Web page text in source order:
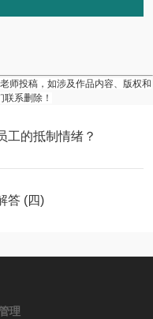
师投稿，如涉及作品内容、版权和
系删除！
工的抵制情绪？
答 (四)
理